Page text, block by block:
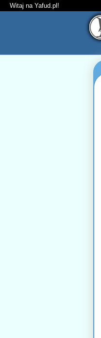
Witaj na Yafud.pl!